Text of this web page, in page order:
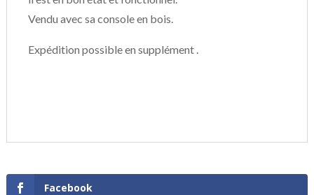
Vendu avec sa console en bois.
Expédition possible en supplément .
Facebook